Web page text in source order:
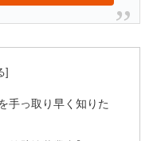
手っ取り早く知りた